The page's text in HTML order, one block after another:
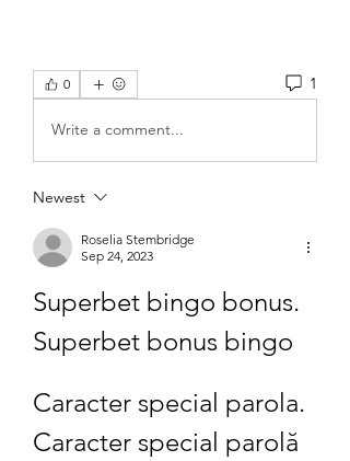
0 1
Write a comment...
Newest
Roselia Stembridge
Sep 24, 2023
Superbet bingo bonus.
Superbet bonus bingo
Caracter special parola.
Caracter special parolă